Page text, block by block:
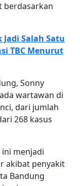
berdasarkan
Salah Satu
TBC Menurut
Sonny
wartawan di
dari jumlah
268 kasus
ini menjadi
akibat penyakit
Bandung